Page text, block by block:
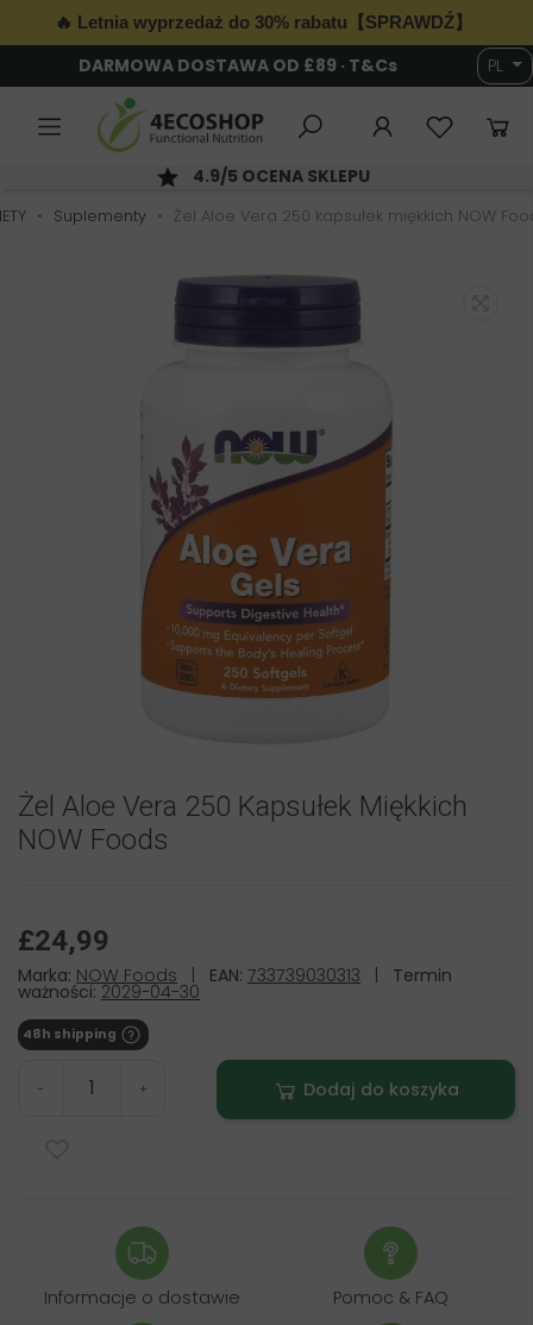
🔥 Letnia wyprzedaż do 30% rabatu【SPRAWDŹ】
DARMOWA DOSTAWA OD £89 · T&Cs PL
4.9/5 OCENA SKLEPU
Suplementy Żel Aloe Vera 250 kapsułek miękkich NOW
Żel Aloe Vera 250 Kapsułek Miękkich
NOW Foods
£24,99
Marka: NOW Foods EAN: 733739030313 Termin
ważności: 2029-04-30
48h shipping
- + Dodaj do koszyka
Informacje o dostawie Pomoc & FAQ